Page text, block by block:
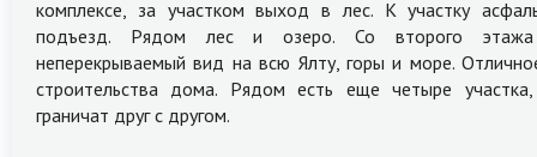
комплексе, за участком выход в лес. К участку
подъезд. Рядом лес и озеро. Со второго этажа
неперекрываемый вид на всю Ялту, горы и море.
cтpoительcтва дома. Рядом есть еще четыре
граничат друг с другом.